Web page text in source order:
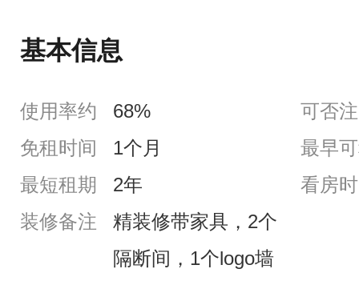
基本信息
使用率约 68%
可否
免租时间
1个月
最早
最短租期
2年
看房
装修备注
精装修带家具，2个
隔断间，1个logo墙